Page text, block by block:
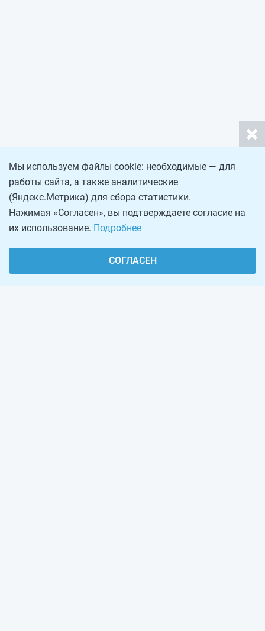
Мы используем файлы cookie: необходимые — для
работы сайта, а также аналитические
(Яндекс.Метрика) для сбора статистики.
Нажимая «Согласен», вы подтверждаете согласие на
их использование. Подробнее
СОГЛАСЕН